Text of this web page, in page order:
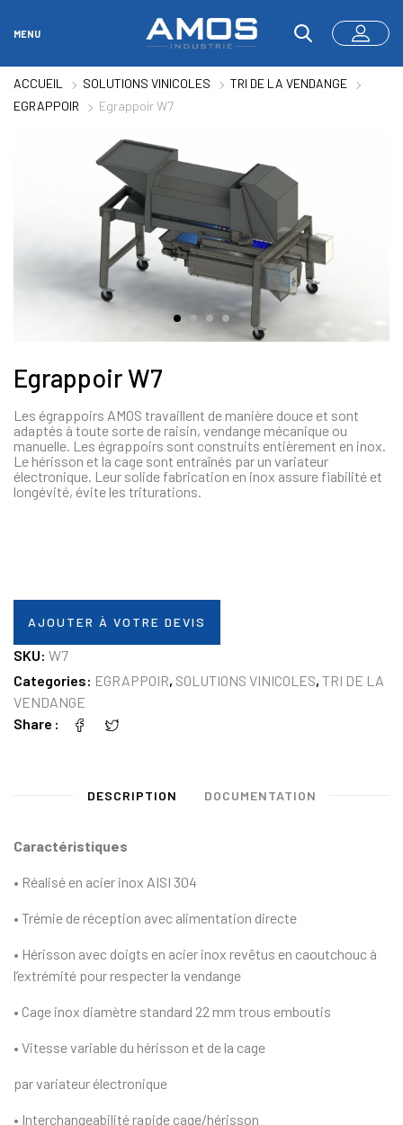
MENU
ACCUEIL SOLUTIONS VINICOLES
TRI DE LA VENDANGE
EGRAPPOIR
Egrappoir W7
Egrappoir W7
Les égrappoirs AMOS travaillent de manière douce et sont
adaptés à toute sorte de raisin, vendange mécanique ou
manuelle. Les égrappoirs sont construits entièrement en inox.
Le hérisson et la cage sont entraînés par un variateur
électronique. Leur solide fabrication en inox assure fiabilité et
longévité, évite les triturations.
AJOUTER À VOTRE DEVIS
SKU: W7
Categories: EGRAPPOIR, SOLUTIONS VINICOLES, TRI DE LA
VENDANGE
Share
DESCRIPTION DOCUMENTATION
Caractéristiques
• Réalisé en acier inox AISI 304
• Trémie de réception avec alimentation directe
• Hérisson avec doigts en acier inox revêtus en caout­chouc à
l’extrémité pour respecter la vendange
• Cage inox diamètre standard 22 mm trous emboutis
• Vitesse variable du hérisson et de la cage
par variateur électronique
• Interchangeabilité rapide cage/hérisson